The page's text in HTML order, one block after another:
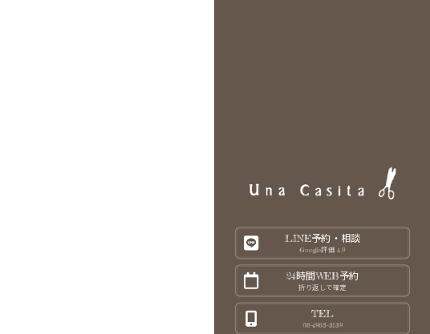
LINE予約・相談
Google評価 4.9
24時間WEB予約
折り返しで確定
TEL
06-4963-3139